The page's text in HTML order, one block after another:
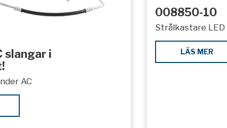
slangar i
AC
008850-10
Strålkastare LED
LÄS MER